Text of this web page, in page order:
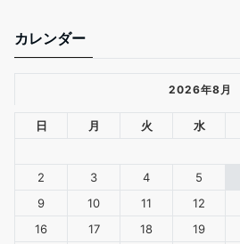
カレンダー
2026年8月
日 月 火 水
2
3 4 5
9
10 11 12
16
17 18 19